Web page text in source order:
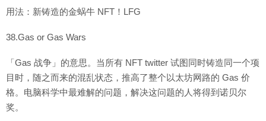
用法：新铸造的金蜗牛 NFT！LFG
38.Gas or Gas Wars
「Gas 战争」的意思。当所有 NFT twitter 试图同时铸造同一个项
目时，随之而来的混乱状态，推高了整个以太坊网路的 Gas 价
格。电脑科学中最难解的问题，解决这问题的人将得到诺贝尔
奖。